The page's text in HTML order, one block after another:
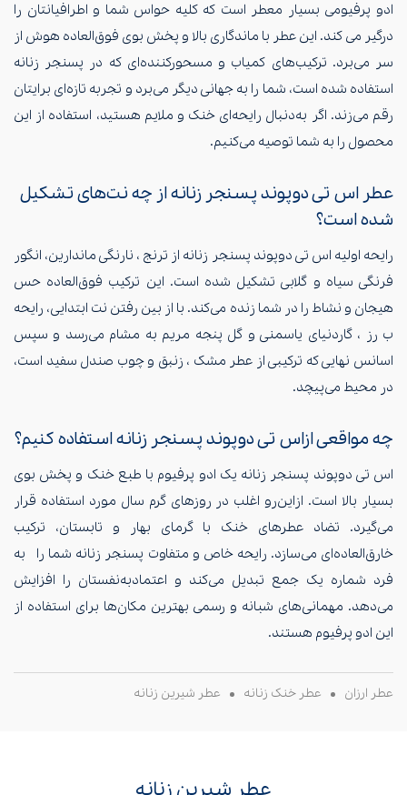
ادو پرفیومی بسیار معطر است که کلیه حواس شما و اطرافیانتان را
درگیر می کند. این عطر با ماندگاری بالا و پخش بوی فوق‌العاده هوش از
سر می‌برد. ترکیب‌های کمیاب و مسحورکننده‌ای که در پسنجر زنانه
استفاده شده‌ است، شما را به جهانی دیگر می‌برد و تجربه تازه‌ای برایتان
رقم می‌زند. اگر به‌دنبال رایحه‌ای خنک و ملایم هستید، استفاده از این
محصول را به شما توصیه می‌کنیم.
عطر اس تی دوپوند پسنجر زنانه از چه نت‌های تشکیل
شده است؟
رایحه اولیه اس تی دوپوند پسنجر زنانه از ترنج ، نارنگی ماندارین، انگور
فرنگی سیاه و گلابی تشکیل شده است. این ترکیب فوق‌العاده حس
هیجان و نشاط را در شما زنده می‌کند. با از بین رفتن نت ابتدایی، رایحه
ب رز ، گاردنیای یاسمنی و گل پنجه مریم به مشام می‌رسد و سپس
اسانس نهایی که ترکیبی از عطر مشک ، زنبق و چوب صندل سفید است،
در محیط می‌پیچد.
چه مواقعی ازاس تی دوپوند پسنجر زنانه استفاده کنیم؟
اس تی دوپوند پسنجر زنانه یک ادو پرفیوم با طبع خنک و پخش بوی
بسیار بالا است. ازاین‌رو اغلب در روزهای گرم سال مورد استفاده قرار
می‌گیرد. تضاد عطرهای خنک با گرمای بهار و تابستان، ترکیب
خارق‌العاده‌ای می‌سازد. رایحه خاص و متفاوت پسنجر زنانه شما را به
فرد شماره یک جمع تبدیل می‌کند و اعتمادبه‌نفستان را افزایش
می‌دهد. مهمانی‌های شبانه و رسمی بهترین مکان‌ها برای استفاده از
این ادو پرفیوم هستند.
عطر ارزان عطر خنک زنانه عطر شیرین زنانه